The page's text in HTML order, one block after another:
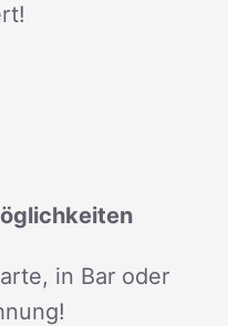
in Bar oder